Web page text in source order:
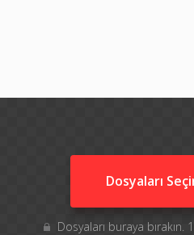
Dosyaları
Dosyaları buraya